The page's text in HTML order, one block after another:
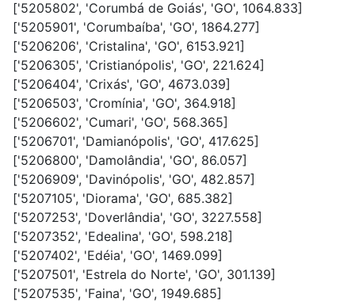
['5205802', 'Corumbá de Goiás', 'GO', 1064.833]
['5205901', 'Corumbaíba', 'GO', 1864.277]
['5206206', 'Cristalina', 'GO', 6153.921]
['5206305', 'Cristianópolis', 'GO', 221.624]
['5206404', 'Crixás', 'GO', 4673.039]
['5206503', 'Cromínia', 'GO', 364.918]
['5206602', 'Cumari', 'GO', 568.365]
['5206701', 'Damianópolis', 'GO', 417.625]
['5206800', 'Damolândia', 'GO', 86.057]
['5206909', 'Davinópolis', 'GO', 482.857]
['5207105', 'Diorama', 'GO', 685.382]
['5207253', 'Doverlândia', 'GO', 3227.558]
['5207352', 'Edealina', 'GO', 598.218]
['5207402', 'Edéia', 'GO', 1469.099]
['5207501', 'Estrela do Norte', 'GO', 301.139]
['5207535', 'Faina', 'GO', 1949.685]